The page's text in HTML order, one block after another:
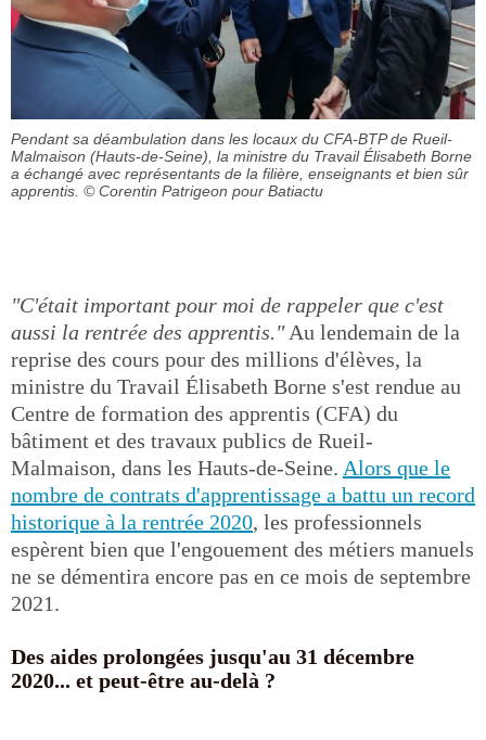
Pendant sa déambulation dans les locaux du CFA-BTP de Rueil-
Malmaison (Hauts-de-Seine), la ministre du Travail Élisabeth Borne
a échangé avec représentants de la filière, enseignants et bien sûr
apprentis. © Corentin Patrigeon pour Batiactu
"C'était important pour moi de rappeler que c'est
aussi la rentrée des apprentis."Au lendemain de la
reprise des cours pour des millions d'élèves, la
ministre du Travail Élisabeth Borne s'est rendue au
Centre de formation des apprentis (CFA) du
bâtiment et des travaux publics de Rueil-
Malmaison, dans les Hauts-de-Seine. Alors que le
nombre de contrats d'apprentissage a battu un record
historique à la rentrée 2020, les professionnels
espèrent bien que l'engouement des métiers manuels
ne se démentira encore pas en ce mois de septembre
2021.
Des aides prolongées jusqu'au 31 décembre
2020... et peut-être au-delà ?